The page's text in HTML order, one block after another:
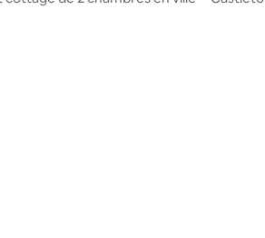
5, 99 commentaires